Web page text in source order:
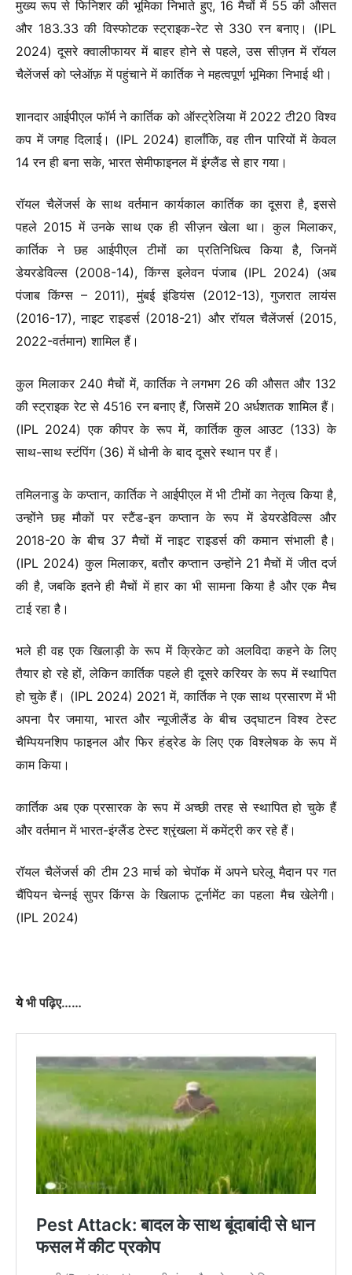
मुख्य रूप से फिनिशर की भूमिका निभाते हुए, 16 मैचों में 55 की औसत
और 183.33 की विस्फोटक स्ट्राइक-रेट से 330 रन बनाए। (IPL
2024) दूसरे क्वालीफायर में बाहर होने से पहले, उस सीज़न में रॉयल
चैलेंजर्स को प्लेऑफ़ में पहुंचाने में कार्तिक ने महत्वपूर्ण भूमिका निभाई थी।
शानदार आईपीएल फॉर्म ने कार्तिक को ऑस्ट्रेलिया में 2022 टी20 विश्व
कप में जगह दिलाई। (IPL 2024) हालाँकि, वह तीन पारियों में केवल
14 रन ही बना सके, भारत सेमीफाइनल में इंग्लैंड से हार गया।
रॉयल चैलेंजर्स के साथ वर्तमान कार्यकाल कार्तिक का दूसरा है, इससे
पहले 2015 में उनके साथ एक ही सीज़न खेला था। कुल मिलाकर,
कार्तिक ने छह आईपीएल टीमों का प्रतिनिधित्व किया है, जिनमें
डेयरडेविल्स (2008-14), किंग्स इलेवन पंजाब (IPL 2024) (अब
पंजाब किंग्स – 2011), मुंबई इंडियंस (2012-13), गुजरात लायंस
(2016-17), नाइट राइडर्स (2018-21) और रॉयल चैलेंजर्स (2015,
2022-वर्तमान) शामिल हैं।
कुल मिलाकर 240 मैचों में, कार्तिक ने लगभग 26 की औसत और 132
की स्ट्राइक रेट से 4516 रन बनाए हैं, जिसमें 20 अर्धशतक शामिल हैं।
(IPL 2024) एक कीपर के रूप में, कार्तिक कुल आउट (133) के
साथ-साथ स्टंपिंग (36) में धोनी के बाद दूसरे स्थान पर हैं।
तमिलनाडु के कप्तान, कार्तिक ने आईपीएल में भी टीमों का नेतृत्व किया है,
उन्होंने छह मौकों पर स्टैंड-इन कप्तान के रूप में डेयरडेविल्स और
2018-20 के बीच 37 मैचों में नाइट राइडर्स की कमान संभाली है।
(IPL 2024) कुल मिलाकर, बतौर कप्तान उन्होंने 21 मैचों में जीत दर्ज
की है, जबकि इतने ही मैचों में हार का भी सामना किया है और एक मैच
टाई रहा है।
भले ही वह एक खिलाड़ी के रूप में क्रिकेट को अलविदा कहने के लिए
तैयार हो रहे हों, लेकिन कार्तिक पहले ही दूसरे करियर के रूप में स्थापित
हो चुके हैं। (IPL 2024) 2021 में, कार्तिक ने एक साथ प्रसारण में भी
अपना पैर जमाया, भारत और न्यूजीलैंड के बीच उद्घाटन विश्व टेस्ट
चैम्पियनशिप फाइनल और फिर हंड्रेड के लिए एक विश्लेषक के रूप में
काम किया।
कार्तिक अब एक प्रसारक के रूप में अच्छी तरह से स्थापित हो चुके हैं
और वर्तमान में भारत-इंग्लैंड टेस्ट श्रृंखला में कमेंट्री कर रहे हैं।
रॉयल चैलेंजर्स की टीम 23 मार्च को चेपॉक में अपने घरेलू मैदान पर गत
चैंपियन चेन्नई सुपर किंग्स के खिलाफ टूर्नामेंट का पहला मैच खेलेगी।
(IPL 2024)
येभी पढ़िए……